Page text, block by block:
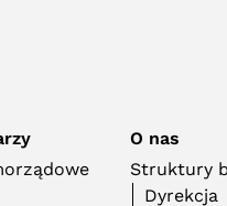
O nas
Struktury
Dyrekcja